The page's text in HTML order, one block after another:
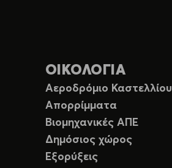
ΟΙΚΟΛΟΓΙΑ
Αεροδρόμιο Καστελλίου
Απορρίμματα
Βιομηχανικές ΑΠΕ
Δημόσιος χώρος
Εξορύξεις